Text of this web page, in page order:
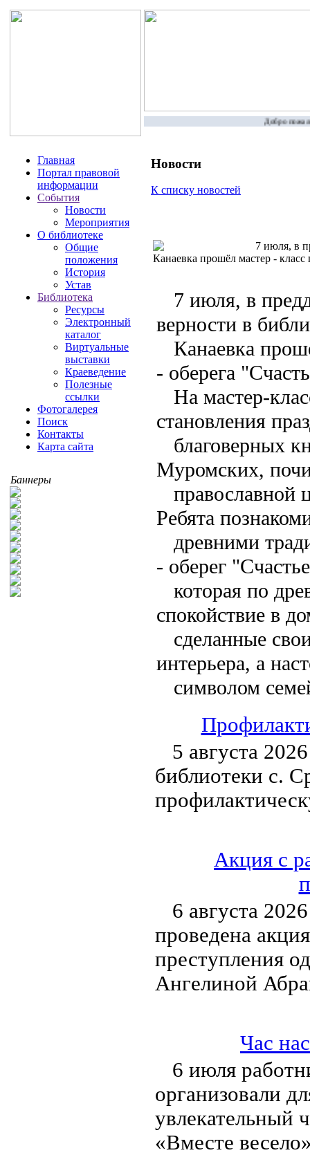
Добро
Главная
Портал правовой
информации
События
Новости
Мероприятия
О библиотеке
Общие
положения
История
Устав
Библиотека
Ресурсы
Электронный
каталог
Виртуальные
выставки
Краеведение
Полезные
ссылки
Фотогалерея
Поиск
Контакты
Карта сайта
Баннеры
Новости
К списку новостей
7 июля, в
Канаевка прошёл мастер -
7 июля, в
верности в
Канаевка
- оберега
На мастер-
становления
благоверных
Муромских,
православной
Ребята
древними
- оберег
которая по
спокойствие в
сделанные
интерьера, а
символом
5 августа
библиотеки с.
Акция с
6 августа
проведена
преступления
Ангелиной
Час
6 июля
организовали
увлекательный
«Вместе